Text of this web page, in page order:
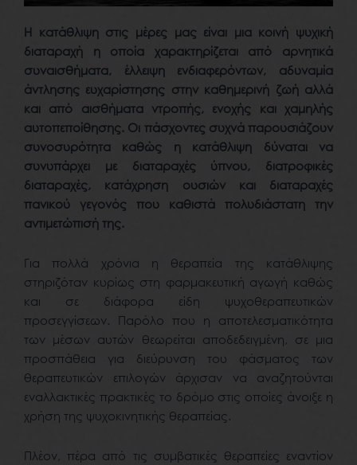
Η κατάθλιψη στις μέρες μας είναι μια κοινή ψυχική
διαταραχή η οποία χαρακτηρίζεται από αρνητικά
συναισθήματα, έλλειψη ενδιαφερόντων, αδυναμία
άντλησης ευχαρίστησης στην καθημερινή ζωή αλλά
και από αισθήματα ντροπής, ενοχής και χαμηλής
αυτοπεποίθησης. Οι πάσχοντες συχνά παρουσιάζουν
συνοσυρότητα καθώς η κατάθλιψη δύναται να
συνυπάρχει με διαταραχές ύπνου, διατροφικές
διαταραχές, κατάχρηση ουσιών και διαταραχές
πανικού γεγονός που καθιστά πολυδιάστατη την
αντιμετώπισή της.
Για πολλά χρόνια η θεραπεία της κατάθλιψης
στηριζόταν κυρίως στη φαρμακευτική αγωγή καθώς
και σε διάφορα είδη ψυχοθεραπευτικών
προσεγγίσεων. Παρόλο που η αποτελεσματικότητα
των μέσων αυτών θεωρείται αποδεδειγμένη, σε μια
προσπάθεια για διεύρυνση του φάσματος των
θεραπευτικών επιλογών άρχισαν να αναζητούνται
εναλλακτικές πρακτικές το δρόμο στις οποίες άνοιξε η
χρήση της ψυχοκινητικής θεραπείας.
Πλέον, πέρα από τις συμβατικές θεραπείες εναντίον